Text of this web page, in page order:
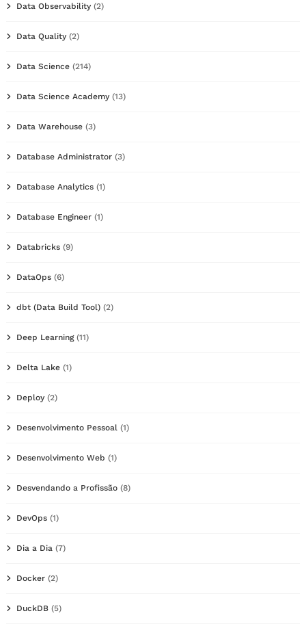
Data Observability (2)
Data Quality (2)
Data Science (214)
Data Science Academy (13)
Data Warehouse (3)
Database Administrator (3)
Database Analytics (1)
Database Engineer (1)
Databricks (9)
DataOps (6)
dbt (Data Build Tool) (2)
Deep Learning(11)
Delta Lake (1)
Deploy (2)
Desenvolvimento Pessoal (1)
Desenvolvimento Web (1)
Desvendando a Profissão (8)
DevOps (1)
Dia a Dia (7)
Docker (2)
DuckDB (5)